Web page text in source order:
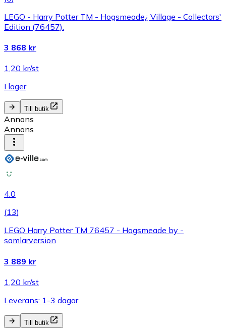
LEGO - Harry Potter TM - Hogsmeade¿ Village - Collectors'
Edition (76457).
3 868 kr
1,20 kr/st
I lager
Till butik
Annons
Annons
4.0
(13)
LEGO Harry Potter TM 76457 - Hogsmeade by -
samlarversion
3 889 kr
1,20 kr/st
Leverans: 1-3 dagar
Till butik